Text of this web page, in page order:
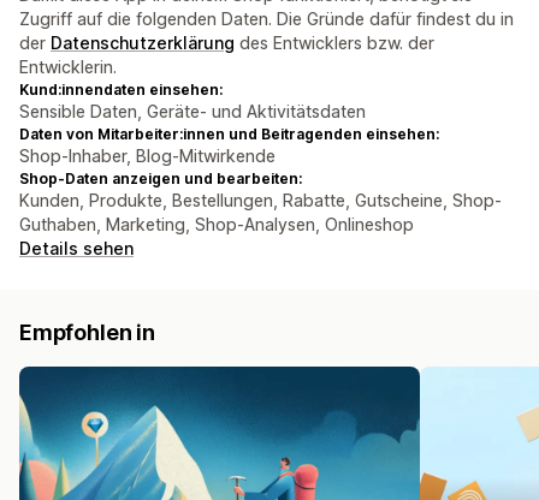
Zugriff auf die folgenden Daten. Die Gründe dafür findest du in
der Datenschutzerklärung des Entwicklers bzw. der
Entwicklerin.
Kund:innendaten einsehen:
Sensible Daten, Geräte- und Aktivitätsdaten
Daten von Mitarbeiter:innen und Beitragenden einsehen:
Shop-Inhaber, Blog-Mitwirkende
Shop-Daten anzeigen und bearbeiten:
Kunden, Produkte, Bestellungen, Rabatte, Gutscheine, Shop-
Guthaben, Marketing, Shop-Analysen, Onlineshop
Details sehen
Empfohlen in